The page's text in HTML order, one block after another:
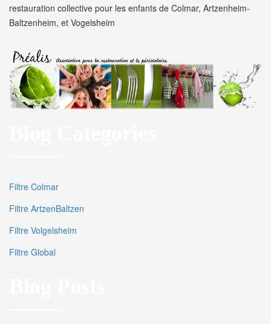
restauration collective pour les enfants de Colmar, Artzenheim-
Baltzenheim, et Vogelsheim
Filtre Colmar
Filtre ArtzenBaltzen
Filtre Volgelsheim
Filtre Global